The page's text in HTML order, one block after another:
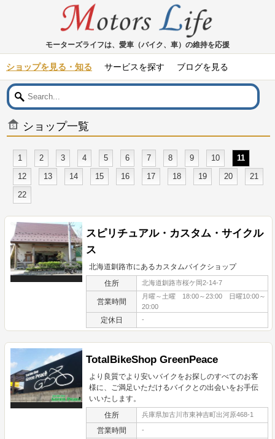
モーターズライフは、愛車（バイク、車）の維持を応援
ショップを見る・知る サービスを探す ブログを見る
ショップ一覧
1 2 3 4 5 6 7 8 9 10
11
12
13 14 15 16 17 18 19 20
21
22
スピリチュアル・カスタム・サイクル
ス
北海道釧路市にあるカスタムバイクショップ
住所 北海道釧路市桜ケ岡2-14-7
営業時間
月曜～土曜 18:00～23:00 日曜10:00～
20:00
定休日 -
TotalBikeShop GreenPeace
より良質でより安いバイクをお探しのすべてのお客
様に、ご満足いただけるバイクとの出会いをお手伝
いいたします。
住所 兵庫県加古川市東神吉町出河原468-1
営業時間 -